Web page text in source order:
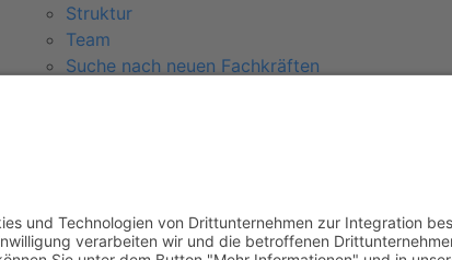
Struktur
Team
Suche nach neuen Fachkräften
Aktuelles
Presse